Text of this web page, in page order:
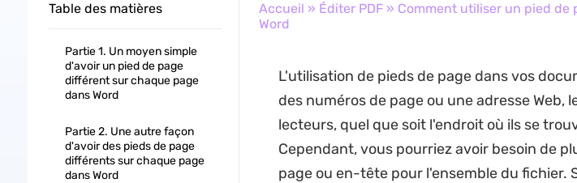
Table des matières
Partie 1. Un moyen simple
d'avoir un pied de page
différent sur chaque page
dans Word
Partie 2. Une autre façon
d'avoir des pieds de page
différents sur chaque page
dans Word
Accueil » Éditer PDF» Comment utiliser un pied de
Word
L'utilisation de pieds de page dans vos
des numéros de page ou une adresse Web,
lecteurs, quel que soit l'endroit où ils se
Cependant, vous pourriez avoir besoin de
page ou en-tête pour l'ensemble du fichier.